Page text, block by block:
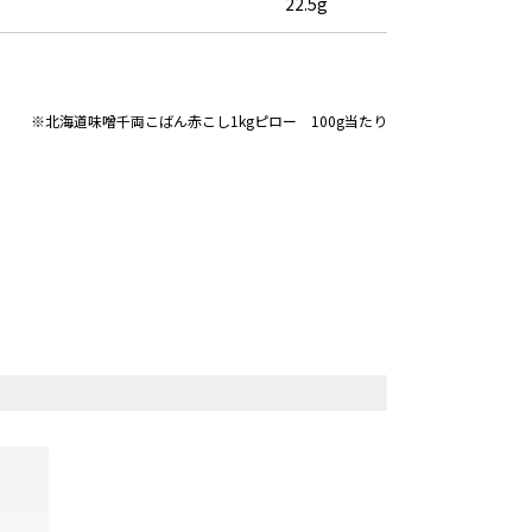
※北海道味噌千両こばん赤こし1kgピロー 100g当たり